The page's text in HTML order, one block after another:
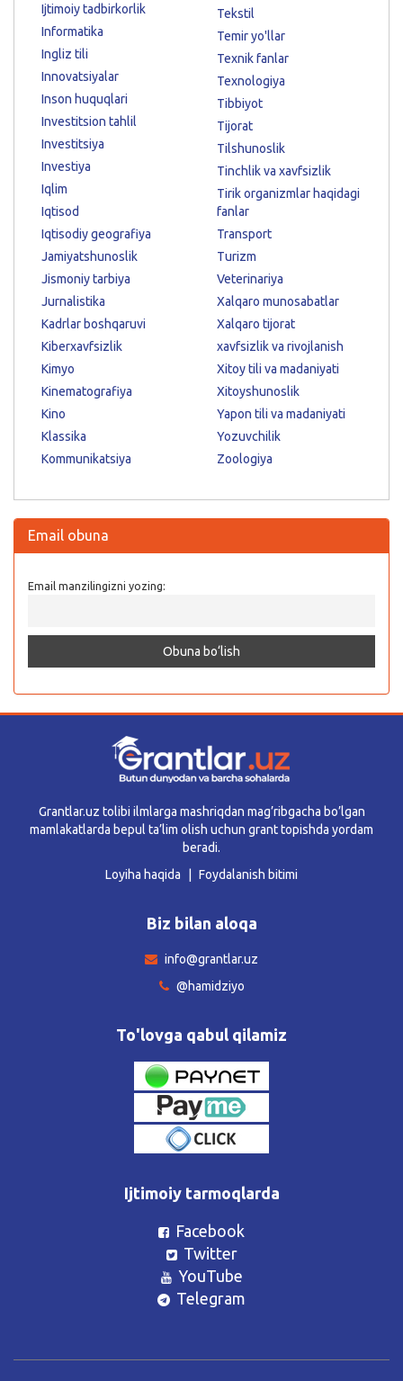
Ijtimoiy tadbirkorlik
Informatika
Ingliz tili
Innovatsiyalar
Inson huquqlari
Investitsion tahlil
Investitsiya
Investiya
Iqlim
Iqtisod
Iqtisodiy geografiya
Jamiyatshunoslik
Jismoniy tarbiya
Jurnalistika
Kadrlar boshqaruvi
Kiberxavfsizlik
Kimyo
Kinematografiya
Kino
Klassika
Kommunikatsiya
Tekstil
Temir yo'llar
Texnik fanlar
Texnologiya
Tibbiyot
Tijorat
Tilshunoslik
Tinchlik va xavfsizlik
Tirik organizmlar haqidagi
fanlar
Transport
Turizm
Veterinariya
Xalqaro munosabatlar
Xalqaro tijorat
xavfsizlik va rivojlanish
Xitoy tili va madaniyati
Xitoyshunoslik
Yapon tili va madaniyati
Yozuvchilik
Zoologiya
Email obuna
Email manzilingizni yozing:
Grantlar.uz tolibi ilmlarga mashriqdan mag’ribgacha bo’lgan
mamlakatlarda bepul ta’lim olish uchun grant topishda yordam
beradi.
Loyiha haqida
Foydalanish bitimi
Biz bilan aloqa
info@grantlar.uz
@hamidziyo
To'lovga qabul qilamiz
Ijtimoiy tarmoqlarda
Facebook
Twitter
YouTube
Telegram